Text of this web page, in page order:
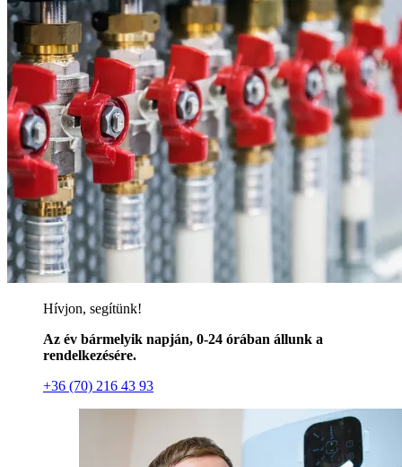
Hívjon, segítünk!
Az év bármelyik napján, 0-24 órában állunk a
rendelkezésére.
+36 (70) 216 43 93